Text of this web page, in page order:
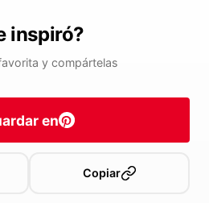
inspiró?
y compártelas
en
Copiar